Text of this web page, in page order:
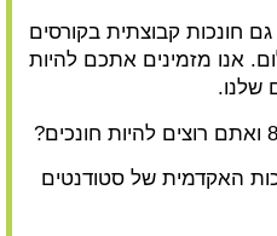
חונכות קבוצתית בקורסים
אנו מזמינים אתכם להיות
שלנו.
האקדמית של סטודנטים